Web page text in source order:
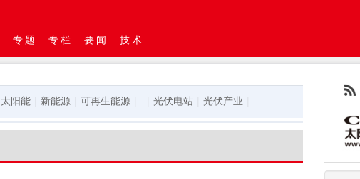
专题 专栏 要闻 技术
太阳能 新能源 可再生能源 光伏电站 光伏产业